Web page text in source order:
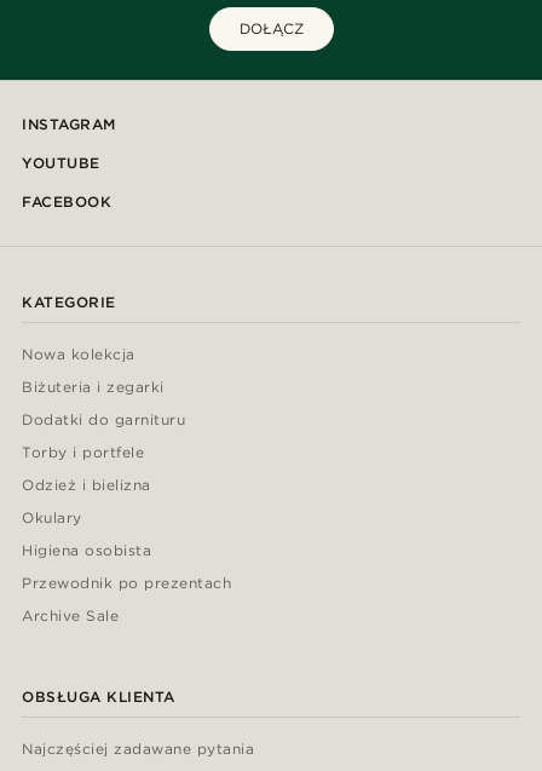
DOŁĄCZ
INSTAGRAM
YOUTUBE
FACEBOOK
KATEGORIE
Nowa kolekcja
Biżuteria i zegarki
Dodatki do garnituru
Torby i portfele
Odzież i bielizna
Okulary
Higiena osobista
Przewodnik po prezentach
Archive Sale
OBSŁUGA KLIENTA
Najczęściej zadawane pytania